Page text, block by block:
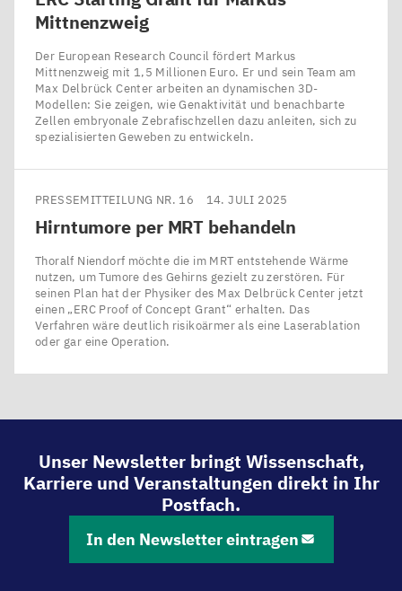
Mittnenzweig
Der European Research Council fördert Markus
Mittnenzweig mit 1,5 Millionen Euro. Er und sein Team am
Max Delbrück Center arbeiten an dynamischen 3D-
Modellen: Sie zeigen, wie Genaktivität und benachbarte
Zellen embryonale Zebrafischzellen dazu anleiten, sich zu
spezialisierten Geweben zu entwickeln.
PRESSEMITTEILUNG NR. 16 14. JULI 2025
Hirntumore per MRT behandeln
Thoralf Niendorf möchte die im MRT entstehende Wärme
nutzen, um Tumore des Gehirns gezielt zu zerstören. Für
seinen Plan hat der Physiker des Max Delbrück Center jetzt
einen ​„ERC Proof of Concept Grant“ erhalten. Das
Verfahren wäre deutlich risikoärmer als eine Laserablation
oder gar eine Operation.
Unser Newsletter bringt Wissenschaft,
Karriere und Veranstaltungen direkt in Ihr
Postfach.
In den Newsletter eintragen